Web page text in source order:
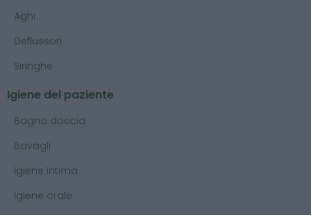
Aghi
Deflussori
Siringhe
Igiene del paziente
Bagno doccia
Bavagli
Igiene intima
Igiene orale